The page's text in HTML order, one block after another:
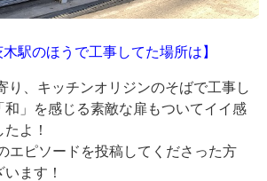
木駅のほうで工事してた場所は】
り、キッチンオリジンのそばで工事し
和」を感じる素敵な扉もついてイイ感
よ！
エピソードを投稿してくださった方
ます！